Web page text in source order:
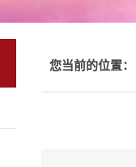
您当前的位置：